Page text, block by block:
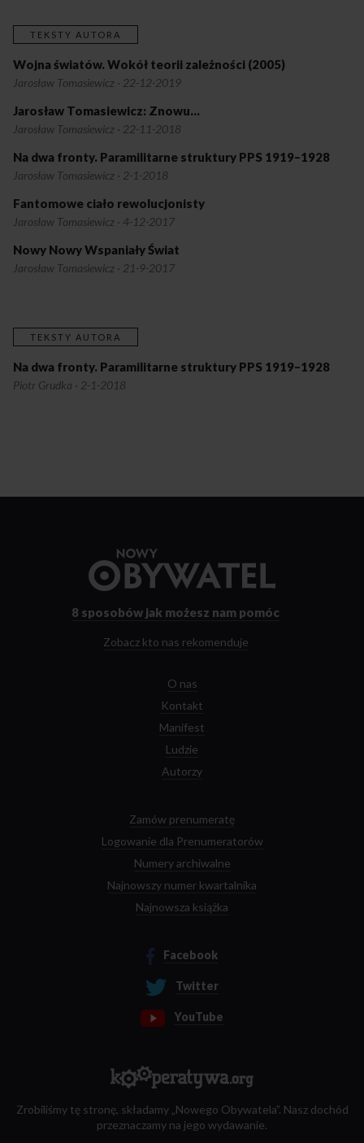
TEKSTY AUTORA
Wojna światów. Wokół teorii zależności (2005)
Jarosław Tomasiewicz · 22-12-2019
Jarosław Tomasiewicz: Znowu…
Jarosław Tomasiewicz · 22-11-2018
Na dwa fronty. Paramilitarne struktury PPS 1919–1928
Jarosław Tomasiewicz · 2-1-2018
Fantomowe ciało rewolucjonisty
Jarosław Tomasiewicz · 4-12-2017
Nowy Nowy Wspaniały Świat
Jarosław Tomasiewicz · 21-9-2017
TEKSTY AUTORA
Na dwa fronty. Paramilitarne struktury PPS 1919–1928
Piotr Grudka · 2-1-2018
strony
8 sposobów jak możesz nam pomóc
Zobacz kto nas rekomenduje
O nas
Kontakt
Manifest
Ludzie
Autorzy
Zamów prenumeratę
Logowanie dla Prenumeratorów
Numery archiwalne
Najnowszy numer kwartalnika
Najnowsza książka
Facebook
Twitter
YouTube
Zrobiliśmy tę stronę, składamy „Nowego Obywatela”. Nasz dochód
przeznaczamy na jego wydawanie.